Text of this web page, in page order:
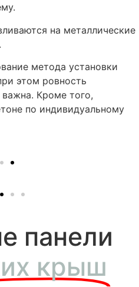
на металлические
метода установки
этом ровность
Кроме того,
по индивидуальному
панели
крыш